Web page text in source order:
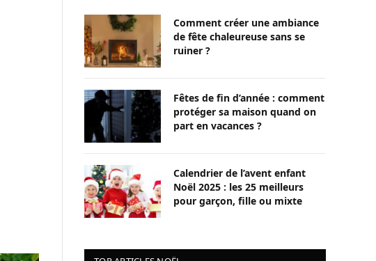
Comment créer une ambiance
de fête chaleureuse sans se
ruiner ?
Fêtes de fin d’année : comment
protéger sa maison quand on
part en vacances ?
Calendrier de l’avent enfant
Noël 2025 : les 25 meilleurs
pour garçon, fille ou mixte